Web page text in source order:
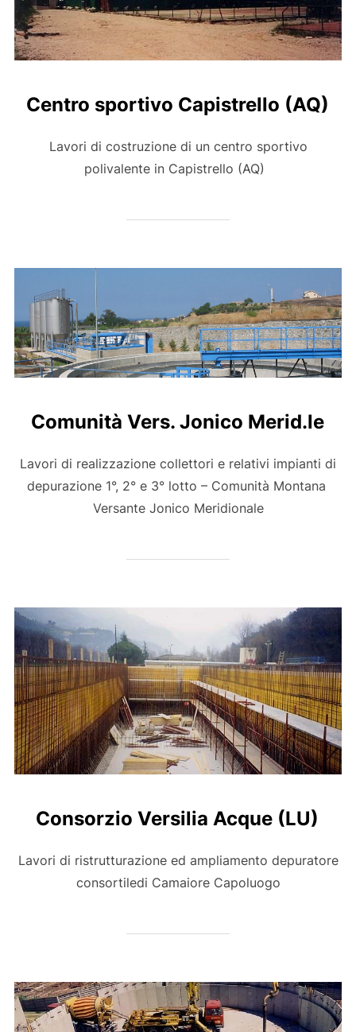
Centro sportivo Capistrello (AQ)
Lavori di costruzione di un centro sportivo
polivalente in Capistrello (AQ)
Comunità Vers. Jonico Merid.le
Lavori di realizzazione collettori e relativi impianti di
depurazione 1°, 2° e 3° lotto – Comunità Montana
Versante Jonico Meridionale
Consorzio Versilia Acque (LU)
Lavori di ristrutturazione ed ampliamento depuratore
consortiledi Camaiore Capoluogo